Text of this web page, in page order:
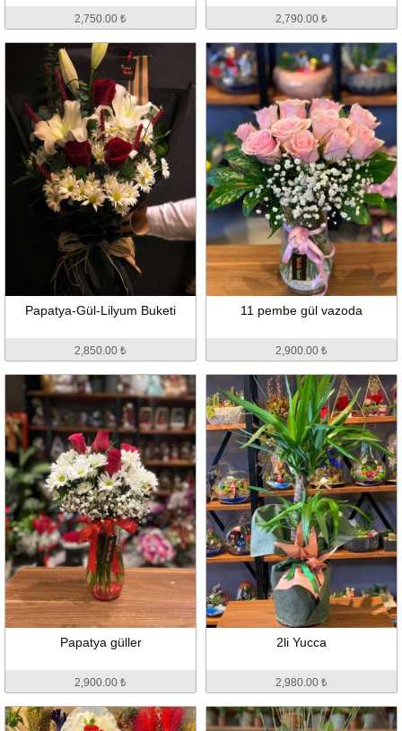
2,750.00 ₺ 2,790.00 ₺
Papatya-Gül-Lilyum Buketi
2,850.00 ₺
11 pembe gül vazoda
2,900.00 ₺
Papatya güller
2,900.00 ₺
2li Yucca
2,980.00 ₺